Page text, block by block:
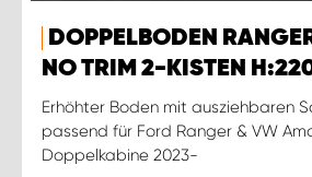
DOPPELBODEN
NO TRIM 2-KISTEN
Erhöhter Boden mit ausziehbaren
passend für Ford Ranger & VW
Doppelkabine 2023-